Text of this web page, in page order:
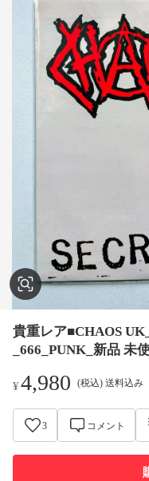
貴重レア■CHAOS
_666_PUNK_新品 未
¥4,980 (税込) 送料込み
3 コメント